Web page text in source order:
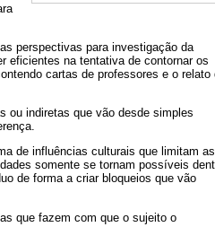
perspectivas para investigação da
eficientes na tentativa de contornar os
cartas de professores e o relato
ou indiretas que vão desde simples
de influências culturais que limitam as
somente se tornam possíveis
de forma a criar bloqueios que vão
que fazem com que o sujeito o